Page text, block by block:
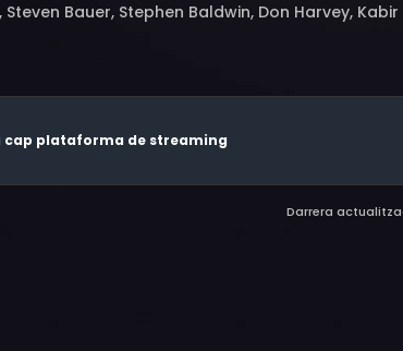
Bauer, Stephen Baldwin, Don Harvey, Kabir
Ne'eman, David Sherrill, Moshe Vapnik, Claude
Gilor, Roberto Pollak, Beni Baruchin, Dale Dye
cap plataforma de streaming
Darrera